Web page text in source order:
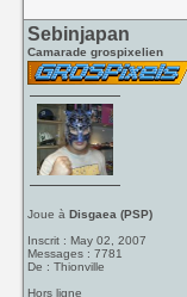
Sebinjapan
Camarade grospixelien
Joue àDisgaea (PSP)
Inscrit : May 02, 2007
Messages : 7781
De : Thionville
Hors ligne